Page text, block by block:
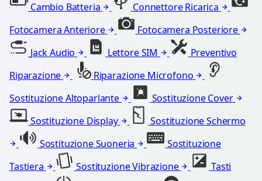
Cambio Batteria
Connettore Ricarica
Fotocamera Anteriore
Fotocamera Posteriore
Jack Audio
Lettore SIM
Preventivo
Riparazione
Riparazione Microfono
Sostituzione Altoparlante
Sostituzione Cover
Sostituzione Display
Sostituzione Schermo
Sostituzione Suoneria
Sostituzione
Tastiera
Sostituzione Vibrazione
Tasti